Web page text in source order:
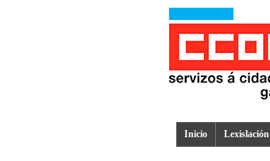
Inicio Lexislación